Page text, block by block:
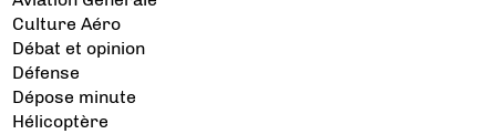
Culture Aéro
Débat et opinion
Défense
Dépose minute
Hélicoptère